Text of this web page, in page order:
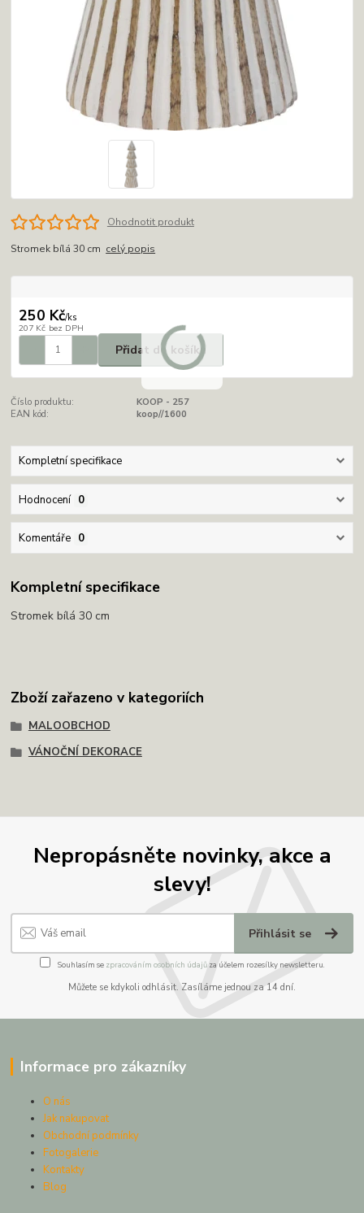
Ohodnotit produkt
Stromek bílá 30 cm celý popis
250 Kč/ks
207 Kč bez DPH
Přidat do košíku
Číslo produktu:
KOOP - 257
EAN kód:
koop//1600
Kompletní specifikace
Hodnocení 0
Komentáře 0
Kompletní specifikace
Stromek bílá 30 cm
Zboží zařazeno v kategoriích
MALOOBCHOD
VÁNOČNÍ DEKORACE
Nepropásněte novinky, akce a
slevy!
Přihlásit se
Souhlasím se zpracováním osobních údajůza účelem rozesílky newsletteru.
Můžete se kdykoli odhlásit. Zasíláme jednou za 14 dní.
Informace pro zákazníky
O nás
Jak nakupovat
Obchodní podmínky
Fotogalerie
Kontakty
Blog